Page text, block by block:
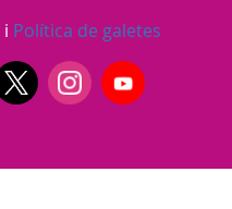
i Política de galetes